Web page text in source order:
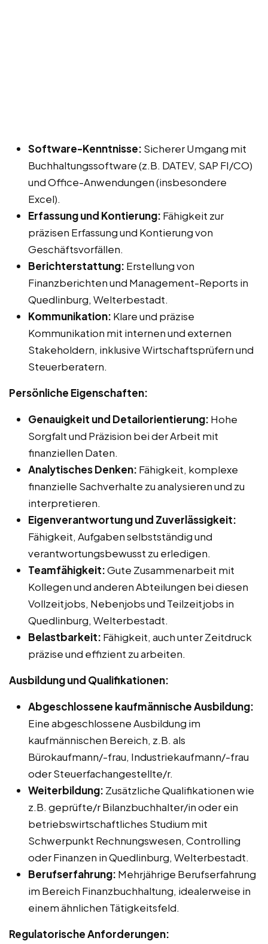
Software-Kenntnisse: Sicherer Umgang mit
Buchhaltungssoftware (z.B. DATEV, SAP FI/CO)
und Office-Anwendungen (insbesondere
Excel).
Erfassung und Kontierung: Fähigkeit zur
präzisen Erfassung und Kontierung von
Geschäftsvorfällen.
Berichterstattung: Erstellung von
Finanzberichten und Management-Reports in
Quedlinburg, Welterbestadt.
Kommunikation: Klare und präzise
Kommunikation mit internen und externen
Stakeholdern, inklusive Wirtschaftsprüfern und
Steuerberatern.
Persönliche Eigenschaften:
Genauigkeit und Detailorientierung: Hohe
Sorgfalt und Präzision bei der Arbeit mit
finanziellen Daten.
Analytisches Denken: Fähigkeit, komplexe
finanzielle Sachverhalte zu analysieren und zu
interpretieren.
Eigenverantwortung und Zuverlässigkeit:
Fähigkeit, Aufgaben selbstständig und
verantwortungsbewusst zu erledigen.
Teamfähigkeit:Gute Zusammenarbeit mit
Kollegen und anderen Abteilungen bei diesen
Vollzeitjobs, Nebenjobs und Teilzeitjobs in
Quedlinburg, Welterbestadt.
Belastbarkeit: Fähigkeit, auch unter Zeitdruck
präzise und effizient zu arbeiten.
Ausbildung und Qualifikationen:
Abgeschlossene kaufmännische Ausbildung:
Eine abgeschlossene Ausbildung im
kaufmännischen Bereich, z.B. als
Bürokaufmann/-frau, Industriekaufmann/-frau
oder Steuerfachangestellte/r.
Weiterbildung: Zusätzliche Qualifikationen wie
z.B. geprüfte/r Bilanzbuchhalter/in oder ein
betriebswirtschaftliches Studium mit
Schwerpunkt Rechnungswesen, Controlling
oder Finanzen in Quedlinburg, Welterbestadt.
Berufserfahrung: Mehrjährige Berufserfahrung
im Bereich Finanzbuchhaltung, idealerweise in
einem ähnlichen Tätigkeitsfeld.
Regulatorische Anforderungen: